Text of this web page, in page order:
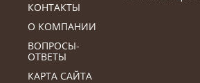
КОНТАКТЫ
О КОМПАНИИ
ВОПРОСЫ-
ОТВЕТЫ
КАРТА САЙТА